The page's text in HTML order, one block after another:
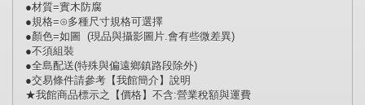
●材質=實木防腐
●規格=⊙多種尺寸規格可選擇
●顏色=如圖 (現品與攝影圖片.會有些微差異)
●不須組裝
●全島配送(特殊與偏遠鄉鎮路段除外)
●交易條件請參考【我館簡介】說明
★我館商品標示之【價格】不含:營業稅額與運費